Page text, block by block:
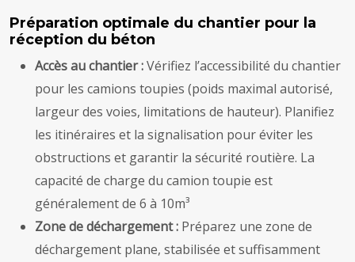
Préparation optimale du chantier pour la
réception du béton
Accès au chantier :Vérifiez l’accessibilité du chantier
pour les camions toupies (poids maximal autorisé,
largeur des voies, limitations de hauteur). Planifiez
les itinéraires et la signalisation pour éviter les
obstructions et garantir la sécurité routière. La
capacité de charge du camion toupie est
généralement de 6 à 10m³
Zone de déchargement : Préparez une zone de
déchargement plane, stabilisée et suffisamment